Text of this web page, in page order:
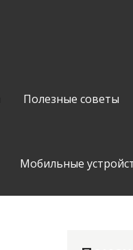
Полезные советы
Мобильные